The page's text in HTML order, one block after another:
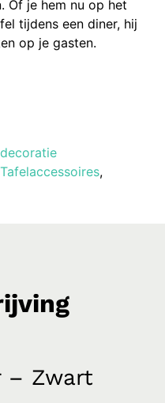
Of je hem nu op het
tijdens een diner, hij
op je gasten.
Tafelaccessoires,
– Zwart